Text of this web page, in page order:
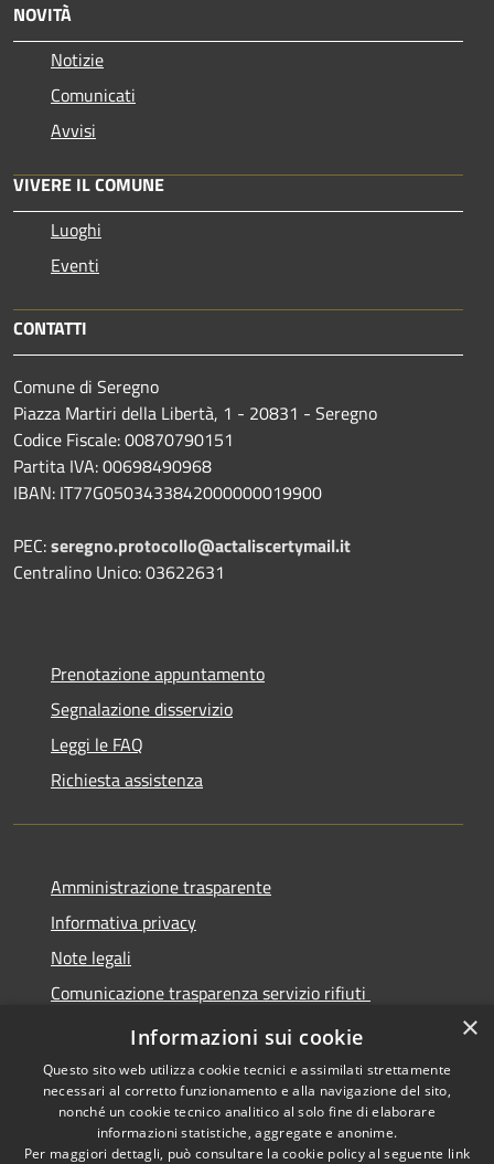
NOVITÀ
Notizie
Comunicati
Avvisi
VIVERE IL COMUNE
Luoghi
Eventi
CONTATTI
Comune di Seregno
Piazza Martiri della Libertà, 1 - 20831 - Seregno
Codice Fiscale: 00870790151
Partita IVA: 00698490968
IBAN: IT77G0503433842000000019900
PEC:seregno.protocollo@actaliscertymail.it
Centralino Unico: 03622631
Prenotazione appuntamento
Segnalazione disservizio
Leggi le FAQ
Richiesta assistenza
Amministrazione trasparente
Informativa privacy
Note legali
Comunicazione trasparenza servizio rifiuti
Dichiarazione di accessibilità
Copyright © 2026 • Città di
×
Informazioni sui cookie
Questo sito web utilizza cookie tecnici e assimilati strettamente
necessari al corretto funzionamento e alla navigazione del sito,
nonché un cookie tecnico analitico al solo fine di elaborare
informazioni statistiche, aggregate e anonime.
Per maggiori dettagli, può consultare la cookie policy al seguente link